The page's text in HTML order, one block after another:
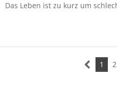
Das Leben ist zu kurz um
1 2